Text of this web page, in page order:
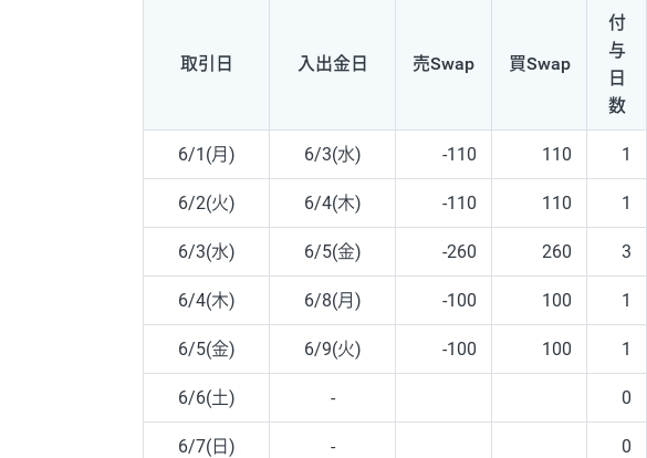
取引日 入出金日 売Swap 買Swap
付
与
日
数
6/1(月) 6/3(水) -110 110 1
6/2(火) 6/4(木) -110 110 1
6/3(水) 6/5(金) -260 260 3
6/4(木) 6/8(月) -100 100 1
6/5(金) 6/9(火) -100 100 1
6/6(土) - 0
6/7(日) - 0